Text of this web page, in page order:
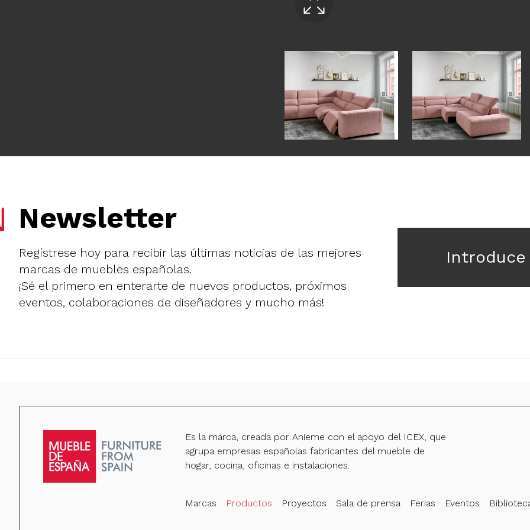
Newsletter
Regístrese hoy para recibir las últimas noticias de las mejores
marcas de muebles españolas.
¡Sé el primero en enterarte de nuevos productos, próximos
eventos, colaboraciones de diseñadores y mucho más!
Es la marca, creada por Anieme con el apoyo del ICEX, que
agrupa empresas españolas fabricantes del mueble de
hogar, cocina, oficinas e instalaciones.
Marcas Productos Proyectos Sala de prensa Ferias Eventos